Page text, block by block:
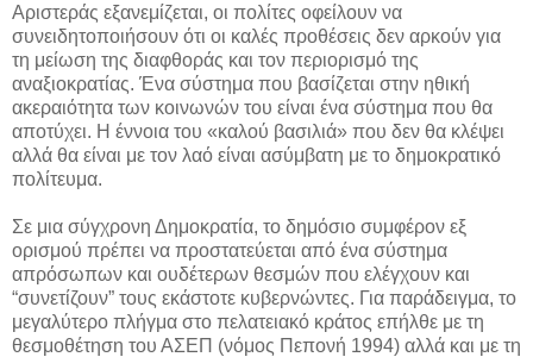
Αριστεράς εξανεμίζεται, οι πολίτες οφείλουν να
συνειδητοποιήσουν ότι οι καλές προθέσεις δεν αρκούν για
τη μείωση της διαφθοράς και τον περιορισμό της
αναξιοκρατίας. Ένα σύστημα που βασίζεται στην ηθική
ακεραιότητα των κοινωνών του είναι ένα σύστημα που θα
αποτύχει. Η έννοια του «καλού βασιλιά» που δεν θα κλέψει
αλλά θα είναι με τον λαό είναι ασύμβατη με το δημοκρατικό
πολίτευμα.
Σε μια σύγχρονη Δημοκρατία, το δημόσιο συμφέρον εξ
ορισμού πρέπει να προστατεύεται από ένα σύστημα
απρόσωπων και ουδέτερων θεσμών που ελέγχουν και
“συνετίζουν” τους εκάστοτε κυβερνώντες. Για παράδειγμα, το
μεγαλύτερο πλήγμα στο πελατειακό κράτος επήλθε με τη
θεσμοθέτηση του ΑΣΕΠ (νόμος Πεπονή 1994) αλλά και με τη